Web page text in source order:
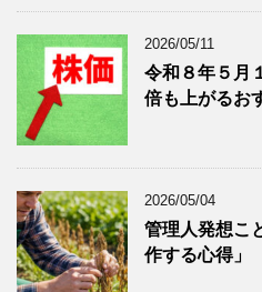
示
2026/05/11
令和８年５
倍も上がるお
2026/05/04
管理人発想こ
作する心得」